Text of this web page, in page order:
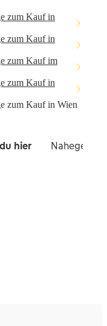
zum Kauf in
zum Kauf in
zum Kauf im
zum Kauf in
zum Kauf in Wien
hier